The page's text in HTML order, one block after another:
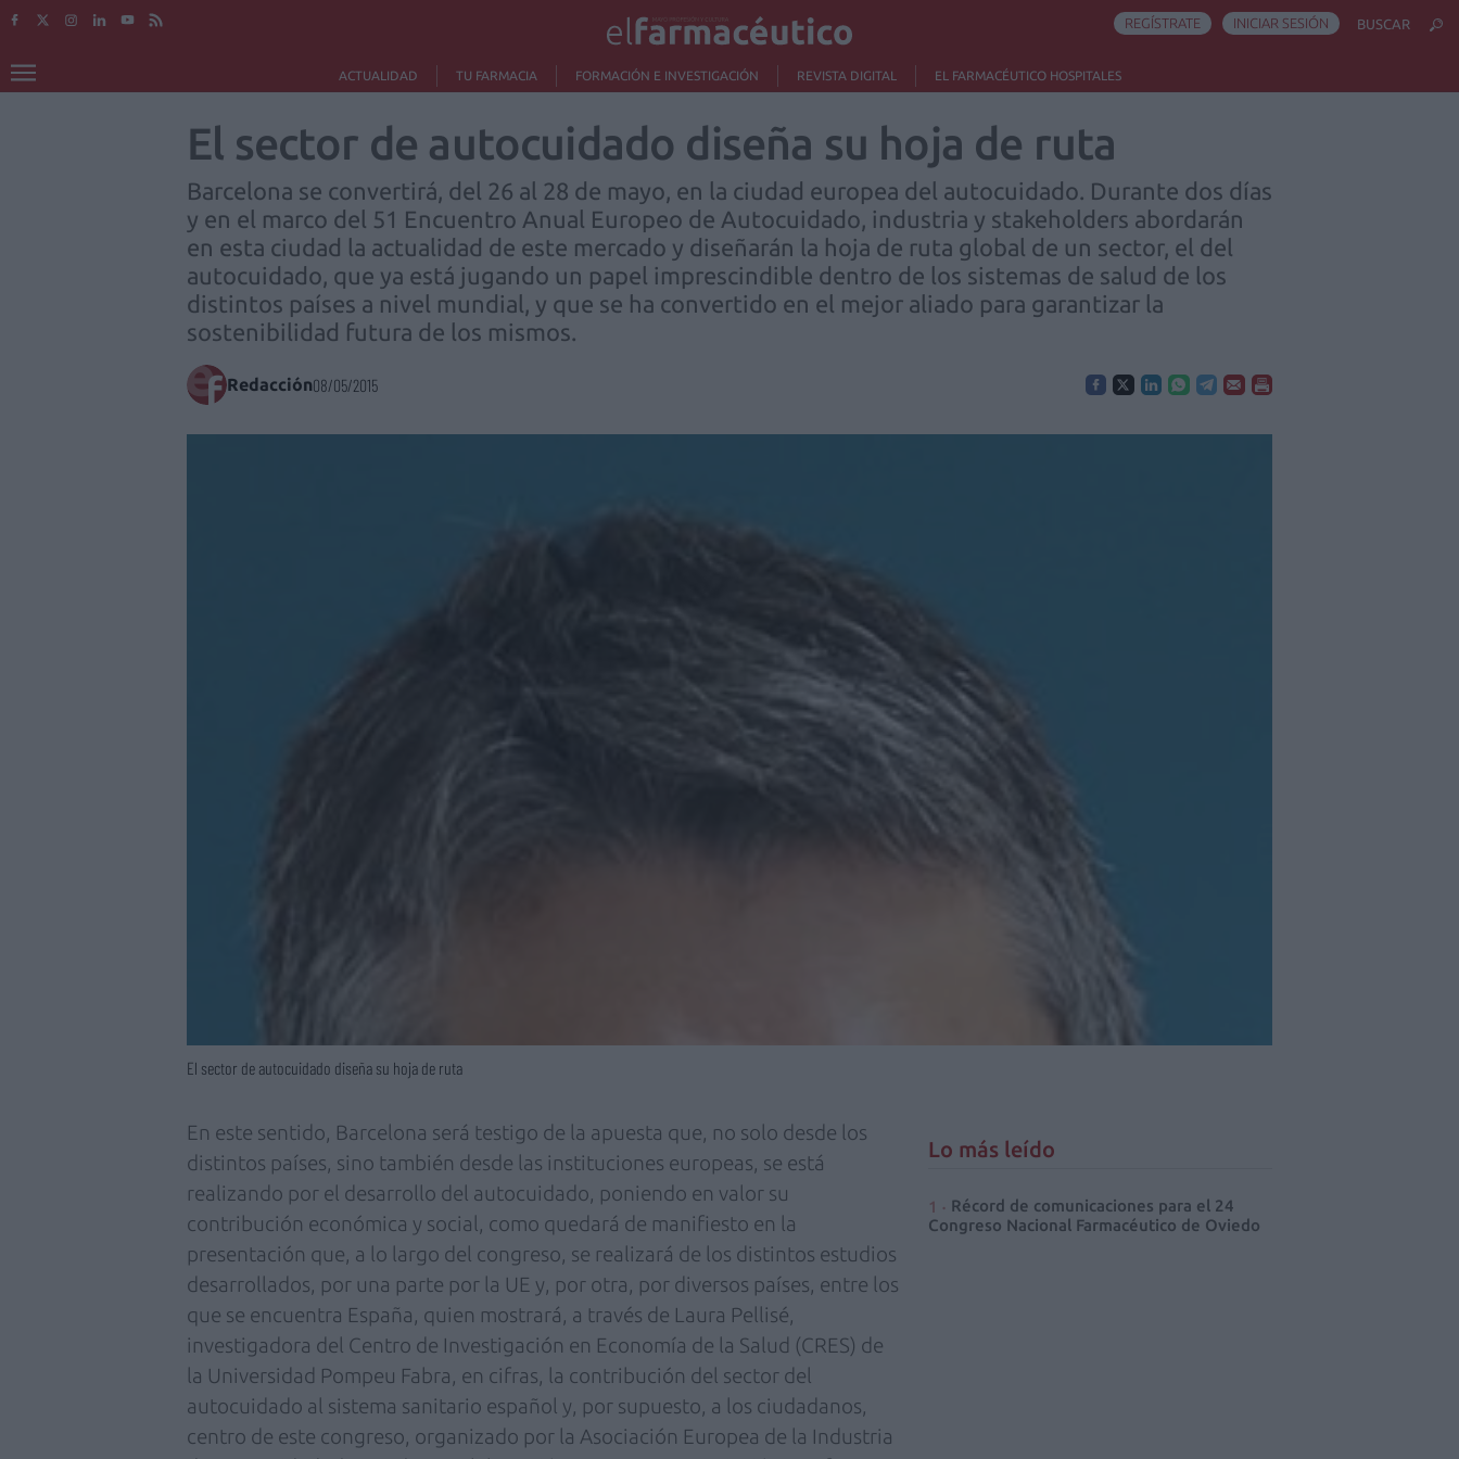
ACTUALIDAD TU FARMACIA FORMACIÓN E INVESTIGACIÓN REVISTA DIGITAL EL FARMACÉUTICO HOSPITALES
REGÍSTRATE INICIAR SESIÓN BUSCAR
El sector de autocuidado diseña su hoja de ruta
Barcelona se convertirá, del 26 al 28 de mayo, en la ciudad europea del autocuidado. Durante dos días
y en el marco del 51 Encuentro Anual Europeo de Autocuidado, industria y stakeholders abordarán
en esta ciudad la actualidad de este mercado y diseñarán la hoja de ruta global de un sector, el del
autocuidado, que ya está jugando un papel imprescindible dentro de los sistemas de salud de los
distintos países a nivel mundial, y que se ha convertido en el mejor aliado para garantizar la
sostenibilidad futura de los mismos.
Redacción08/05/2015
El sector de autocuidado diseña su hoja de ruta
En este sentido, Barcelona será testigo de la apuesta que, no solo desde los
distintos países, sino también desde las instituciones europeas, se está
realizando por el desarrollo del autocuidado, poniendo en valor su
contribución económica y social, como quedará de manifiesto en la
presentación que, a lo largo del congreso, se realizará de los distintos estudios
desarrollados, por una parte por la UE y, por otra, por diversos países, entre los
que se encuentra España, quien mostrará, a través de Laura Pellisé,
investigadora del Centro de Investigación en Economía de la Salud (CRES) de
la Universidad Pompeu Fabra, en cifras, la contribución del sector del
autocuidado al sistema sanitario español y, por supuesto, a los ciudadanos,
centro de este congreso, organizado por la Asociación Europea de la Industria
Lo más leído
Récord de comunicaciones para el 24
Congreso Nacional Farmacéutico de Oviedo